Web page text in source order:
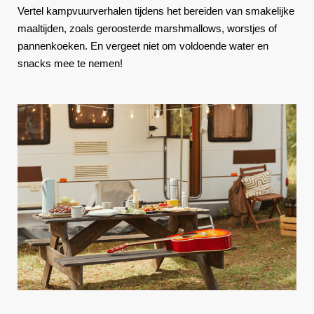
Vertel kampvuurverhalen tijdens het bereiden van smakelijke
maaltijden, zoals geroosterde marshmallows, worstjes of
pannenkoeken. En vergeet niet om voldoende water en
snacks mee te nemen!